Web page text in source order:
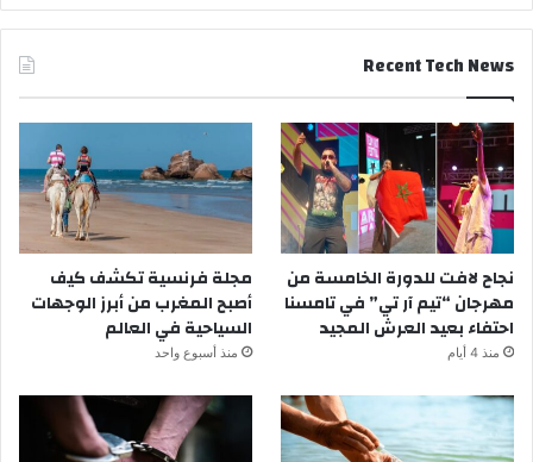
Recent Tech News
نجاح لافت للدورة الخامسة من
مهرجان “تيم آر تي” في تامسنا
احتفاء بعيد العرش المجيد
منذ 4 أيام
مجلة فرنسية تكشف كيف
أصبح المغرب من أبرز الوجهات
السياحية في العالم
منذ أسبوع واحد